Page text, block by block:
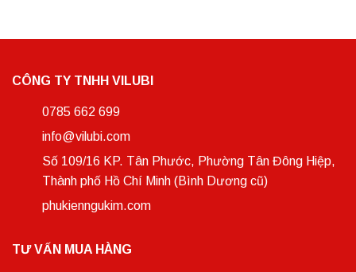
CÔNG TY TNHH VILUBI
0785 662 699
info@vilubi.com
Số 109/16 KP. Tân Phước, Phường Tân Đông Hiệp,
Thành phố Hồ Chí Minh (Bình Dương cũ)
phukienngukim.com
TƯ VẤN MUA HÀNG